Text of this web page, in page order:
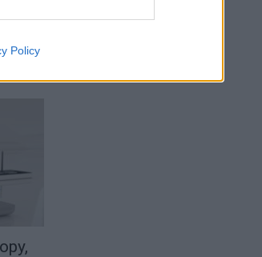
Policy
26.